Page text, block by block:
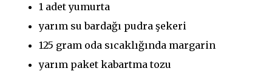
1 adet yumurta
yarım su bardağı pudra şekeri
125 gram oda sıcaklığında margarin
yarım paket kabartma tozu